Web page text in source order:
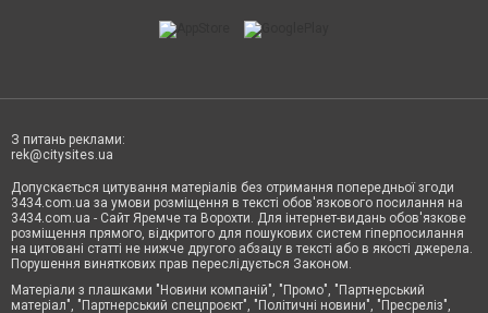
З питань реклами:
rek@citysites.ua
Допускається цитування матеріалів без отримання попередньої згоди
3434.com.ua за умови розміщення в тексті обов'язкового посилання на
3434.com.ua - Сайт Яремче та Ворохти. Для інтернет-видань обов'язкове
розміщення прямого, відкритого для пошукових систем гіперпосилання
на цитовані статті не нижче другого абзацу в тексті або в якості джерела.
Порушення виняткових прав переслідується Законом.
Матеріали з плашками "Новини компаній", "Промо", "Партнерський
матеріал", "Партнерський спецпроєкт", "Політичні новини", "Пресреліз",